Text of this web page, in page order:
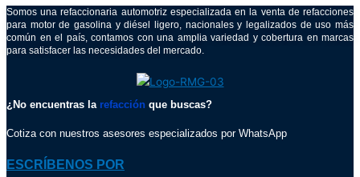
Somos una refaccionaria automotriz especializada en la venta de refacciones
para motor de gasolina y diésel ligero, nacionales y legalizados de uso más
común en el país, contamos con una amplia variedad y cobertura en marcas
para satisfacer las necesidades del mercado.
¿No encuentras la refacción que buscas?
Cotiza con nuestros asesores especializados por WhatsApp
ESCRÍBENOS POR